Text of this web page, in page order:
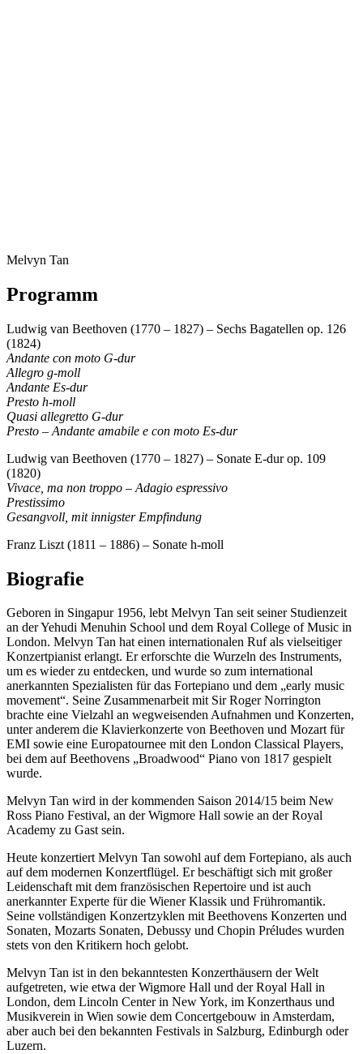
Melvyn Tan
Programm
Ludwig van Beethoven (1770 – 1827) – Sechs Bagatellen op. 126
(1824)
Andante con moto G-dur
Allegro g-moll
Andante Es-dur
Presto h-moll
Quasi allegretto G-dur
Presto – Andante amabile e con moto Es-dur
Ludwig van Beethoven (1770 – 1827) – Sonate E-dur op. 109
(1820)
Vivace, ma non troppo – Adagio espressivo
Prestissimo
Gesangvoll, mit innigster Empfindung
Franz Liszt (1811 – 1886) – Sonate h-moll
Biografie
Geboren in Singapur 1956, lebt Melvyn Tan seit seiner Studienzeit
an der Yehudi Menuhin School und dem Royal College of Music in
London. Melvyn Tan hat einen internationalen Ruf als vielseitiger
Konzertpianist erlangt. Er erforschte die Wurzeln des Instruments,
um es wieder zu entdecken, und wurde so zum international
anerkannten Spezialisten für das Fortepiano und dem „early music
movement“. Seine Zusammenarbeit mit Sir Roger Norrington
brachte eine Vielzahl an wegweisenden Aufnahmen und Konzerten,
unter anderem die Klavierkonzerte von Beethoven und Mozart für
EMI sowie eine Europatournee mit den London Classical Players,
bei dem auf Beethovens „Broadwood“ Piano von 1817 gespielt
wurde.
Melvyn Tan wird in der kommenden Saison 2014/15 beim New
Ross Piano Festival, an der Wigmore Hall sowie an der Royal
Academy zu Gast sein.
Heute konzertiert Melvyn Tan sowohl auf dem Fortepiano, als auch
auf dem modernen Konzertflügel. Er beschäftigt sich mit großer
Leidenschaft mit dem französischen Repertoire und ist auch
anerkannter Experte für die Wiener Klassik und Frühromantik.
Seine vollständigen Konzertzyklen mit Beethovens Konzerten und
Sonaten, Mozarts Sonaten, Debussy und Chopin Préludes wurden
stets von den Kritikern hoch gelobt.
Melvyn Tan ist in den bekanntesten Konzerthäusern der Welt
aufgetreten, wie etwa der Wigmore Hall und der Royal Hall in
London, dem Lincoln Center in New York, im Konzerthaus und
Musikverein in Wien sowie dem Concertgebouw in Amsterdam,
aber auch bei den bekannten Festivals in Salzburg, Edinburgh oder
Luzern.